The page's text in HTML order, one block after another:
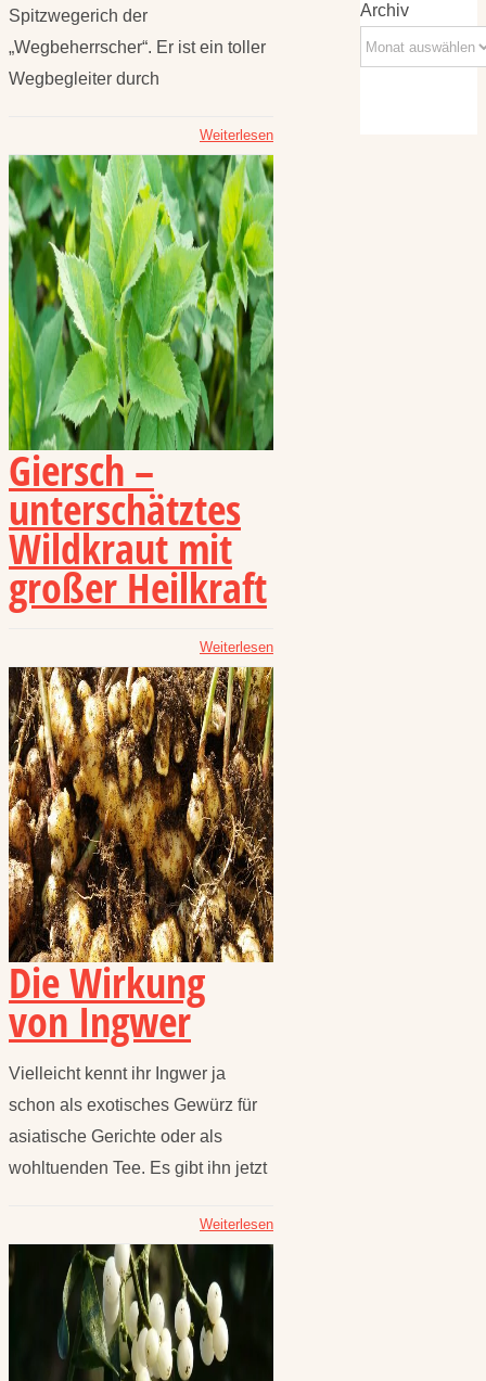
Spitzwegerich der
„Wegbeherrscher“. Er ist ein toller
Wegbegleiter durch
Weiterlesen
Giersch –
unterschätztes
Wildkraut mit
großer Heilkraft
Weiterlesen
Die Wirkung
von Ingwer
Vielleicht kennt ihr Ingwer ja
schon als exotisches Gewürz für
asiatische Gerichte oder als
wohltuenden Tee. Es gibt ihn jetzt
Weiterlesen
Archiv